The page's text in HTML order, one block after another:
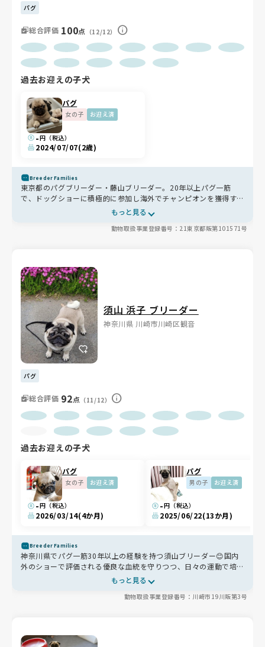
パグ
総合評価 100点 （12/12）
過去お迎えの子犬
パグ
女の子 お迎え済
-円（税込）
2024/07/07(2歳)
Breeder Families
東京都のパグブリーダー・藤山ブリーダー。20年以上パグ一筋
で、ドッグショーに積極的に参加し海外でチャンピオンを獲得する
など、犬種本来のスタンダードを追求し、ヨーロッパから優れた血
統のパグを迎え入れています。授乳期は母犬や兄弟犬とずっと一緒
に過ごし、リビング続きの手の届く場所で掃除機などの生活音にも
もっと見る
動物取扱事業登録番号：21東京都販第101571号
須山 浜子 ブリーダー
神奈川県 川崎市川崎区観音
パグ
総合評価 92点 （11/12）
過去お迎えの子犬
パグ
女の子 お迎え済
-円（税込）
2026/03/14(4か月)
パグ
男の子 お迎え済
-円（税込）
2025/06/22(13か月)
Breeder Families
神奈川県でパグ一筋30年以上の経験を持つ須山ブリーダー😊国内
外のショーで評価される優良な血統を守りつつ、日々の運動で培っ
た筋肉質で丈夫な体作りを大切にされています。母犬への負担を考
慮し、法令よりも出産回数を少なく抑えるなど、命への責任感も非
常に強いブリーダーさんです。ベテランならではの確かな目利き
もっと見る
動物取扱事業登録番号：川崎市19川販第3号